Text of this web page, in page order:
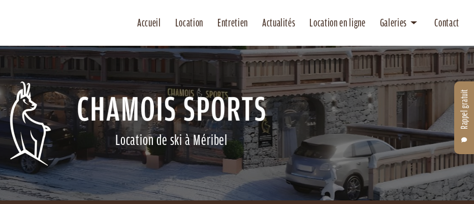
Rappel gratuit
Accueil Location Entretien Actualités Location en ligne Galeries
Location
Entretien
Contact
Location de ski à Méribel